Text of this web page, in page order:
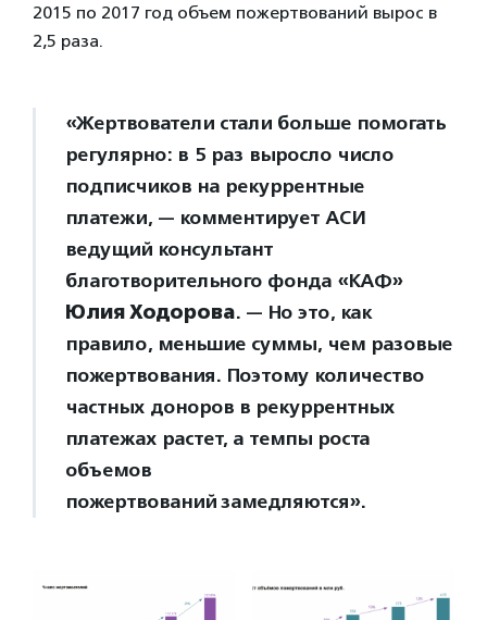
2015 по 2017 год объем пожертвований вырос в
2,5 раза.
«Жертвователи стали больше помогать
регулярно: в 5 раз выросло число
подписчиков на рекуррентные
платежи, — комментирует АСИ
ведущий консультант
благотворительного фонда «КАФ»
Юлия Ходорова. — Но это, как
правило, меньшие суммы, чем разовые
пожертвования. Поэтому количество
частных доноров в рекуррентных
платежах растет, а темпы роста
объемов
пожертвований замедляются».